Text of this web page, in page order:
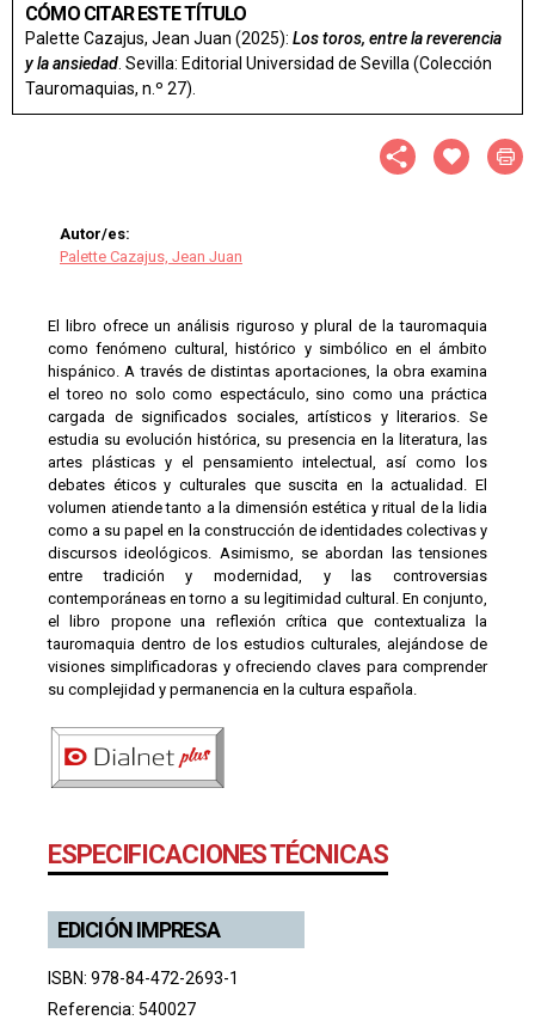
CÓMO CITAR ESTE TÍTULO
Palette Cazajus, Jean Juan (2025): Los toros, entre la reverencia
y la ansiedad . Sevilla: Editorial Universidad de Sevilla (Colección
Tauromaquias, n.º 27).
Autor/es:
Palette Cazajus, Jean Juan
El libro ofrece un análisis riguroso y plural de la tauromaquia
como fenómeno cultural, histórico y simbólico en el ámbito
hispánico. A través de distintas aportaciones, la obra examina
el toreo no solo como espectáculo, sino como una práctica
cargada de significados sociales, artísticos y literarios. Se
estudia su evolución histórica, su presencia en la literatura, las
artes plásticas y el pensamiento intelectual, así como los
debates éticos y culturales que suscita en la actualidad. El
volumen atiende tanto a la dimensión estética y ritual de la lidia
como a su papel en la construcción de identidades colectivas y
discursos ideológicos. Asimismo, se abordan las tensiones
entre tradición y modernidad, y las controversias
contemporáneas en torno a su legitimidad cultural. En conjunto,
el libro propone una reflexión crítica que contextualiza la
tauromaquia dentro de los estudios culturales, alejándose de
visiones simplificadoras y ofreciendo claves para comprender
su complejidad y permanencia en la cultura española.
ESPECIFICACIONES TÉCNICAS
EDICIÓN IMPRESA
ISBN: 978-84-472-2693-1
Referencia: 540027